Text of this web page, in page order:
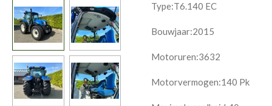
Type:T6.140 EC
Bouwjaar:2015
Motoruren:3632
Motorvermogen:140 Pk